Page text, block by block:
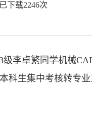
下载2246次
级李卓繁同学机械
科生集中考核转专